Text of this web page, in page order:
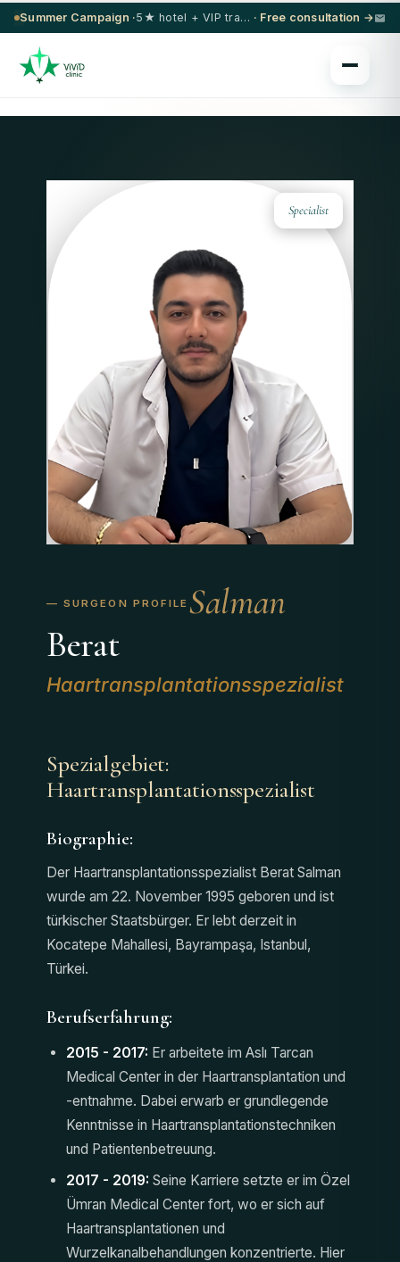
Summer Campaign · 5★ hotel + VIP transfer on select procedures · Free consultation →
Berat
Salman
Haartransplantationsspezialist
Spezialgebiet:
Haartransplantationsspezialist
Biographie:
Der Haartransplantationsspezialist Berat Salman
wurde am 22. November 1995 geboren und ist
türkischer Staatsbürger. Er lebt derzeit in
Kocatepe Mahallesi, Bayrampaşa, Istanbul,
Türkei.
Berufserfahrung:
2015 - 2017: Er arbeitete im Aslı Tarcan
Medical Center in der Haartransplantation und
-entnahme. Dabei erwarb er grundlegende
Kenntnisse in Haartransplantationstechniken
und Patientenbetreuung.
2017 - 2019: Seine Karriere setzte er im Özel
Ümran Medical Center fort, wo er sich auf
Haartransplantationen und
Wurzelkanalbehandlungen konzentrierte. Hier